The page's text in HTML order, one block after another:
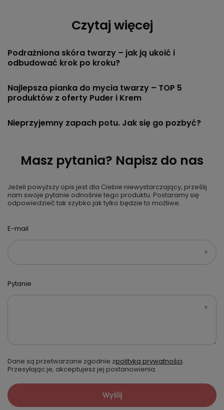
Czytaj więcej
Podrażniona skóra twarzy – jak ją ukoić i
odbudować krok po kroku?
Najlepsza pianka do mycia twarzy – TOP 5
produktów z oferty Puder i Krem
Nieprzyjemny zapach potu. Jak się go pozbyć?
Masz pytania? Napisz do nas
Jeżeli powyższy opis jest dla Ciebie niewystarczający, prześlij
nam swoje pytanie odnośnie tego produktu. Postaramy się
odpowiedzieć tak szybko jak tylko będzie to możliwe.
E-mail
Pytanie
Dane są przetwarzane zgodnie zpolityką prywatności.
Przesyłając je, akceptujesz jej postanowienia.
Wyślij